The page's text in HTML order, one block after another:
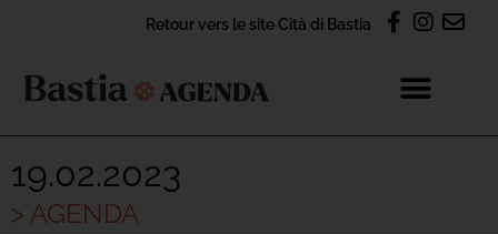
Retour vers le site Cità di Bastia
19.02.2023
> AGENDA